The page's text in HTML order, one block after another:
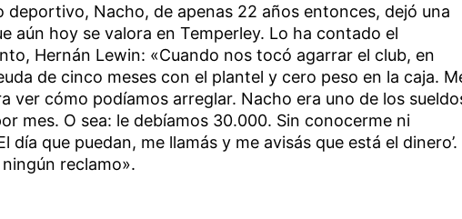
deportivo, Nacho, de apenas 22 años entonces, dejó una
aún hoy se valora en Temperley. Lo ha contado el
Hernán Lewin: «Cuando nos tocó agarrar el club, en
de cinco meses con el plantel y cero peso en la caja.
ver cómo podíamos arreglar. Nacho era uno de los
mes. O sea: le debíamos 30.000. Sin conocerme ni
día que puedan, me llamás y me avisás que está el dinero’.
reclamo».